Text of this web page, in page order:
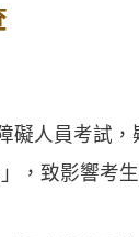
礙人員考試
，致影響考